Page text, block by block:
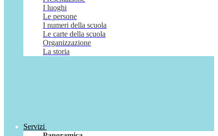
I luoghi
Le persone
I numeri della scuola
Le carte della scuola
Organizzazione
La storia
Servizi